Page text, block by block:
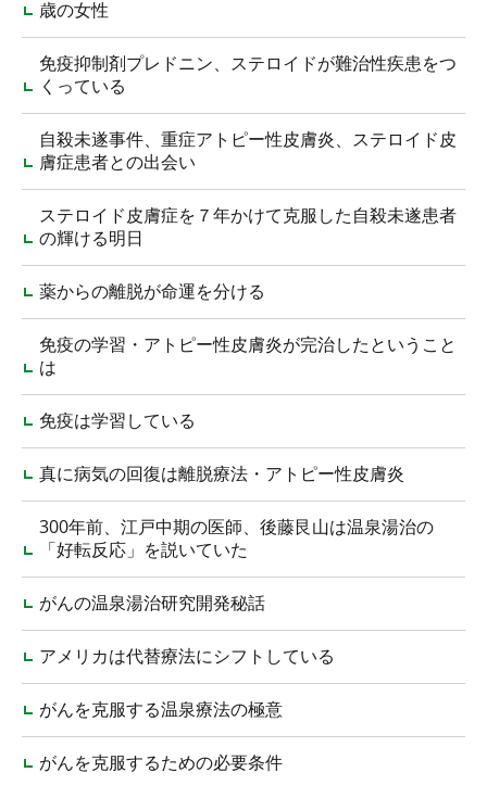
歳の女性
免疫抑制剤プレドニン、ステロイドが難治性疾患をつ
くっている
自殺未遂事件、重症アトピー性皮膚炎、ステロイド皮
膚症患者との出会い
ステロイド皮膚症を７年かけて克服した自殺未遂患者
の輝ける明日
薬からの離脱が命運を分ける
免疫の学習・アトピー性皮膚炎が完治したということ
は
免疫は学習している
真に病気の回復は離脱療法・アトピー性皮膚炎
300年前、江戸中期の医師、後藤艮山は温泉湯治の
「好転反応」を説いていた
がんの温泉湯治研究開発秘話
アメリカは代替療法にシフトしている
がんを克服する温泉療法の極意
がんを克服するための必要条件